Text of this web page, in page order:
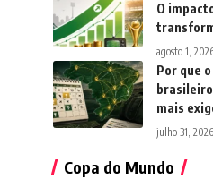
O
agosto 1,
Por que
mais
julho 31, 2026
Copa do Mundo